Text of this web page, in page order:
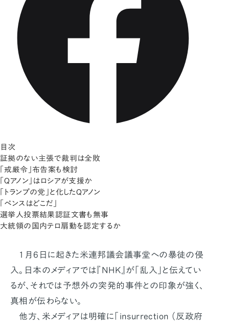
目次
証拠のない主張で裁判は全敗
「戒厳令」布告案も検討
「Qアノン」はロシアが支援か
「トランプの党」と化したQアノン
「ペンスはどこだ」
選挙人投票結果認証文書も無事
大統領の国内テロ扇動を認定するか
1月6日に起きた米連邦議会議事堂への暴徒の侵
入。日本のメディアでは『NHK』が「乱入」と伝えてい
るが、それでは予想外の突発的事件との印象が強く、
真相が伝わらない。
他方、米メディアは明確に「insurrection （反政府